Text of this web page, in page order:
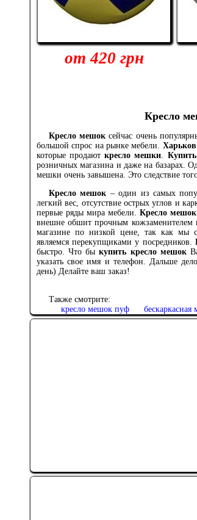
Кресло
Кресло мешок сейчас очень
большой спрос на рынке мебели. Харьков
которые продаюткресло мешки.
розничных магазина и даже на базарах.
мешки очень завышена. Это следствие
Кресло мешок – один из самых
легкий вес, отсутствие острых углов и
первые ряды мира мебели. Кресло мешок
внешне обшит прочным кожзаменителем
магазине по низкой цене, так как мы
являемся перекупщиками у посредников.
быстро. Что быкупить кресло мешок
указать свое имя и телефон. Дальше
день) Делайте ваш заказ!
Также смотрите:
кресло мешок пуф
бескаркасная
от 420 грн